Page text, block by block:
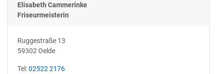
Elisabeth Cammerinke
Friseurmeisterin
Ruggestraße 13
59302 Oelde
Tel:02522 2176